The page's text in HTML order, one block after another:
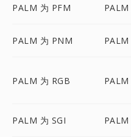
PALM 为 PFM
PALM 为 PNM PALM
PALM 为 RGB
PALM 为 SGI PALM